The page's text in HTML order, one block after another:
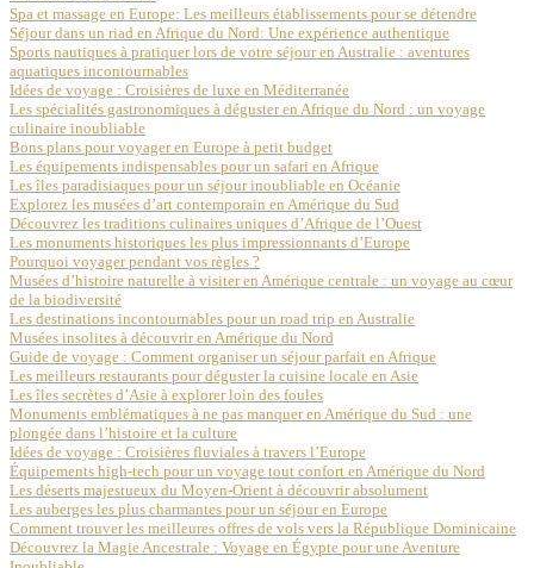
Spa et massage en Europe: Les meilleurs établissements pour se détendre
Séjour dans un riad en Afrique du Nord: Une expérience authentique
Sports nautiques à pratiquer lors de votre séjour en Australie : aventures
aquatiques incontournables
Idées de voyage : Croisières de luxe en Méditerranée
Les spécialités gastronomiques à déguster en Afrique du Nord : un voyage
culinaire inoubliable
Bons plans pour voyager en Europe à petit budget
Les équipements indispensables pour un safari en Afrique
Les îles paradisiaques pour un séjour inoubliable en Océanie
Explorez les musées d’art contemporain en Amérique du Sud
Découvrez les traditions culinaires uniques d’Afrique de l’Ouest
Les monuments historiques les plus impressionnants d’Europe
Pourquoi voyager pendant vos règles ?
Musées d’histoire naturelle à visiter en Amérique centrale : un voyage au cœur
de la biodiversité
Les destinations incontournables pour un road trip en Australie
Musées insolites à découvrir en Amérique du Nord
Guide de voyage : Comment organiser un séjour parfait en Afrique
Les meilleurs restaurants pour déguster la cuisine locale en Asie
Les îles secrètes d’Asie à explorer loin des foules
Monuments emblématiques à ne pas manquer en Amérique du Sud : une
plongée dans l’histoire et la culture
Idées de voyage : Croisières fluviales à travers l’Europe
Équipements high-tech pour un voyage tout confort en Amérique du Nord
Les déserts majestueux du Moyen-Orient à découvrir absolument
Les auberges les plus charmantes pour un séjour en Europe
Comment trouver les meilleures offres de vols vers la République Dominicaine
Découvrez la Magie Ancestrale : Voyage en Égypte pour une Aventure